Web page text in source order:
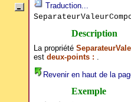
Traduction...
Description
La propriété
est deux-points :
Revenir en haut de la
Exemple